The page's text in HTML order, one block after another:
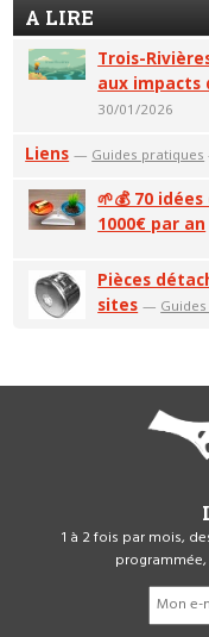
A LIRE
Trois-
aux impacts
30/01/2026
Liens — Guides pratiques
🌱💰 70
1000€ par an
Pièces
sites —
1 à 2 fois par mois,